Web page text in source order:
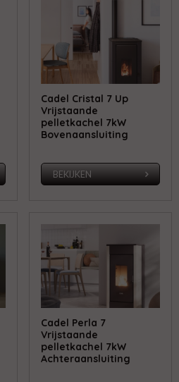
Cadel Cristal 7 Up
Vrijstaande
pelletkachel 7kW
Bovenaansluiting
BEKIJKEN
Cadel Perla 7
Vrijstaande
pelletkachel 7kW
Achteraansluiting